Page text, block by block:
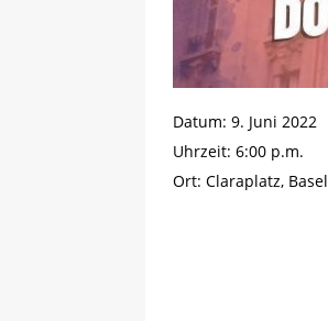
Datum: 9. Juni 2022
Uhrzeit: 6:00 p.m.
Ort: Claraplatz, Basel